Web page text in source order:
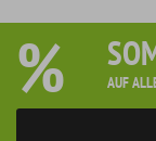
% AUF